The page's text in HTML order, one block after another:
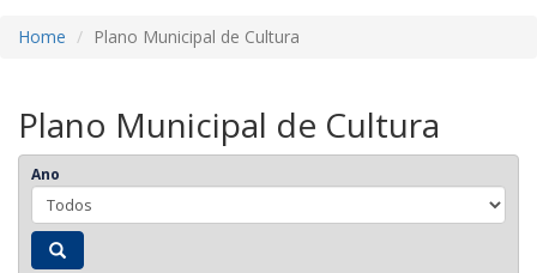
Home Plano Municipal de Cultura
Plano Municipal de Cultura
Ano